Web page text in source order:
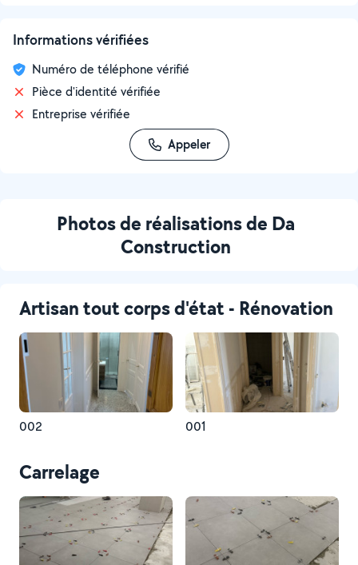
Informations vérifiées
Numéro de téléphone vérifié
Pièce d'identité vérifiée
Entreprise vérifiée
Appeler
Photos de réalisations de Da
Construction
Artisan tout corps d'état - Rénovation
002 001
Carrelage